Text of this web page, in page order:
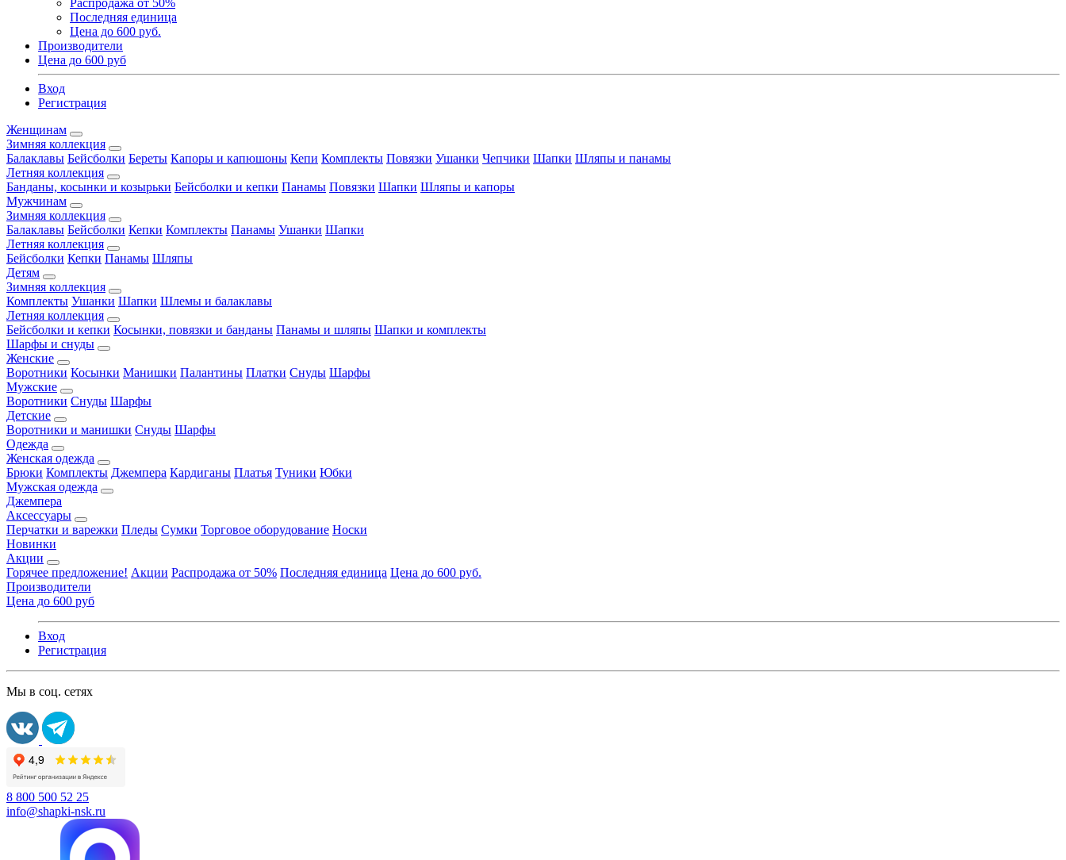
Распродажа от 50%
Последняя единица
Цена до 600 руб.
Производители
Цена до 600 руб
Вход
Регистрация
Женщинам
Зимняя коллекция
Балаклавы Бейсболки Береты Капоры и капюшоны Кепи Комплекты Повязки Ушанки Чепчики Шапки Шляпы и панамы
Летняя коллекция
Банданы, косынки и козырьки Бейсболки и кепки Панамы Повязки Шапки Шляпы и капоры
Мужчинам
Зимняя коллекция
Балаклавы Бейсболки Кепки Комплекты Панамы Ушанки Шапки
Летняя коллекция
Бейсболки Кепки Панамы Шляпы
Детям
Зимняя коллекция
Комплекты Ушанки Шапки Шлемы и балаклавы
Летняя коллекция
Бейсболки и кепки Косынки, повязки и банданы Панамы и шляпы Шапки и комплекты
Шарфы и снуды
Женские
Воротники Косынки Манишки Палантины Платки Снуды Шарфы
Мужские
Воротники Снуды Шарфы
Детские
Воротники и манишки Снуды Шарфы
Одежда
Женская одежда
Брюки Комплекты Джемпера Кардиганы Платья Туники Юбки
Мужская одежда
Джемпера
Аксессуары
Перчатки и варежки Пледы Сумки Торговое оборудование Носки
Новинки
Акции
Горячее предложение! Акции Распродажа от 50% Последняя единица Цена до 600 руб.
Производители
Цена до 600 руб
Вход
Регистрация
Мы в соц. сетях
8 800 500 52 25
info@shapki-nsk.ru